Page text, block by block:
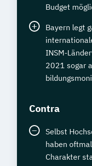
Statistik
Systems
Talent
Techniker*in
Techniker*in
Techniker*in
Technische*r
Budget
Bayern legt
INSM-
2021 sogar
Contra
Selbst
haben
Charakter